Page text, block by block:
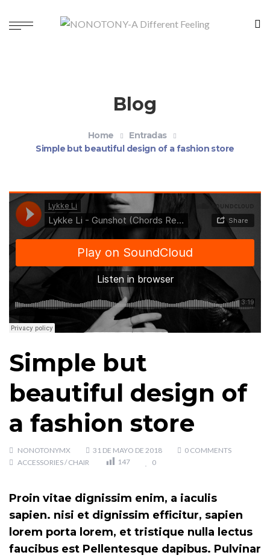
Blog
Home
Entradas
Simple but beautiful design of a fashion store
Simple but
beautiful design of
a fashion store
NONOTONYMX 31 DE MAYO DE 2018
0 COMMENTS
ACCESSORIES/CHAIR 147 0
Proin vitae dignissim enim, a iaculis
sapien. nisi et dignissim efficitur, sapien
lorem porta lorem, et tristique nulla lectus
faucibus est Pellentesque dapibus. Pulvinar